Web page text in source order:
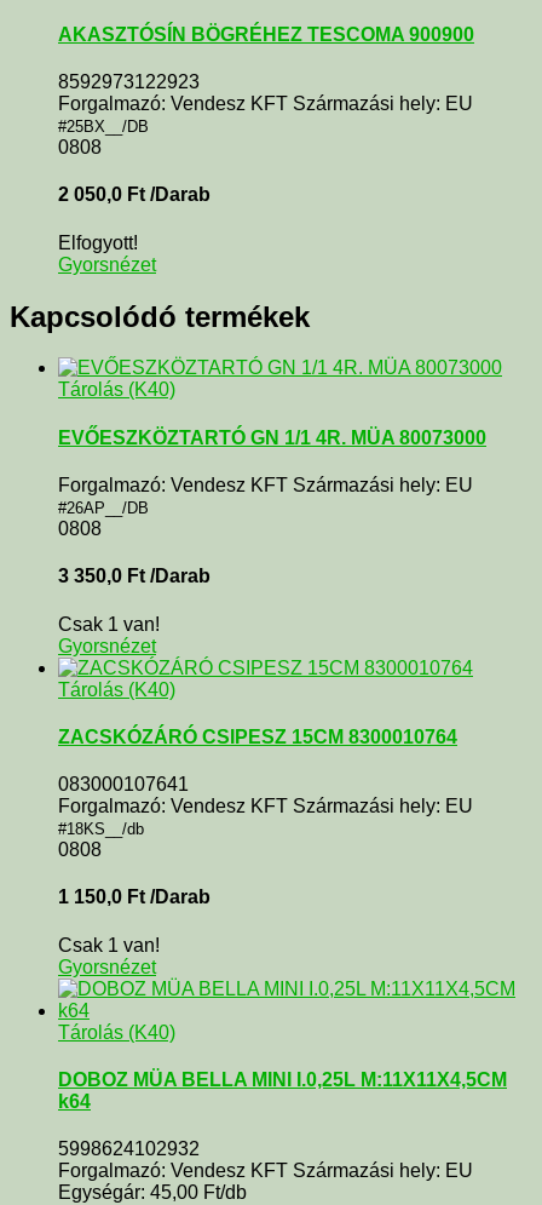
AKASZTÓSÍN BÖGRÉHEZ TESCOMA 900900
8592973122923
Forgalmazó: Vendesz KFT Származási hely: EU
#25BX__/DB
0808
2 050,0 Ft /Darab
Elfogyott!
Gyorsnézet
Kapcsolódó termékek
Tárolás (K40)
EVŐESZKÖZTARTÓ GN 1/1 4R. MÜA 80073000
Forgalmazó: Vendesz KFT Származási hely: EU
#26AP__/DB
0808
3 350,0 Ft /Darab
Csak 1 van!
Gyorsnézet
Tárolás (K40)
ZACSKÓZÁRÓ CSIPESZ 15CM 8300010764
083000107641
Forgalmazó: Vendesz KFT Származási hely: EU
#18KS__/db
0808
1 150,0 Ft /Darab
Csak 1 van!
Gyorsnézet
Tárolás (K40)
DOBOZ MÜA BELLA MINI I.0,25L M:11X11X4,5CM
k64
5998624102932
Forgalmazó: Vendesz KFT Származási hely: EU
Egységár: 45,00 Ft/db